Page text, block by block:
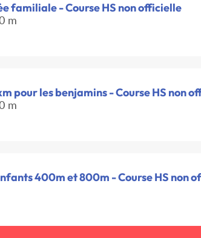
familiale - Course HS non officielle
m
pour les benjamins - Course HS non
m
400m et 800m - Course HS non